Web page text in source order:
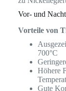
Vor- und
Vorteile von
700°C
Höhere
Gute